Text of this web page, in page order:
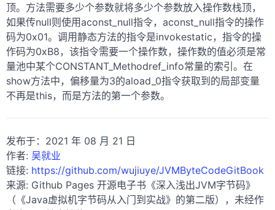
顶。方法需要多少个参数就将多少个参数放入操作数栈顶，
如果传null则使用aconst_null指令，aconst_null指令的操作
码为0x01。调用静态方法的指令是invokestatic，指令的操
作码为0xB8，该指令需要一个操作数，操作数的值必须是常
量池中某个CONSTANT_Methodref_info常量的索引。在
show方法中，偏移量为3的aload_0指令获取到的局部变量
不再是this，而是方法的第一个参数。
发布于：2021 年 08 月 21 日
作者: 吴就业
链接: https://github.com/wujiuye/JVMByteCodeGitBook
来源: Github Pages 开源电子书《深入浅出JVM字节码》
（《Java虚拟机字节码从入门到实战》的第二版），未经作